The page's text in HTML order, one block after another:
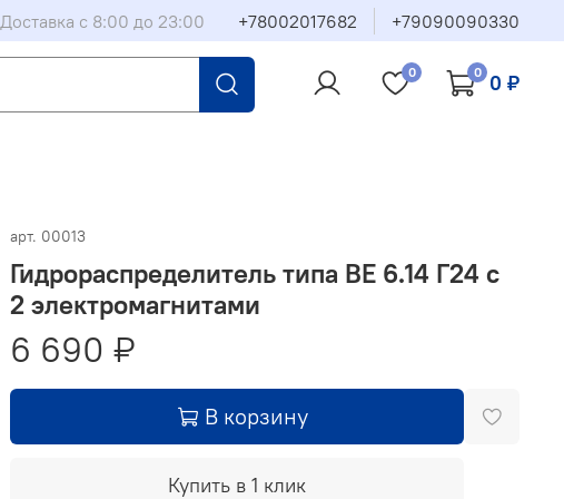
Доставка с 8:00 до 23:00 +78002017682 +79090090330
0 0 0 ₽
арт. 00013
Гидрораспределитель типа ВЕ 6.14 Г24 с
2 электромагнитами
6 690 ₽
В корзину
Купить в 1 клик